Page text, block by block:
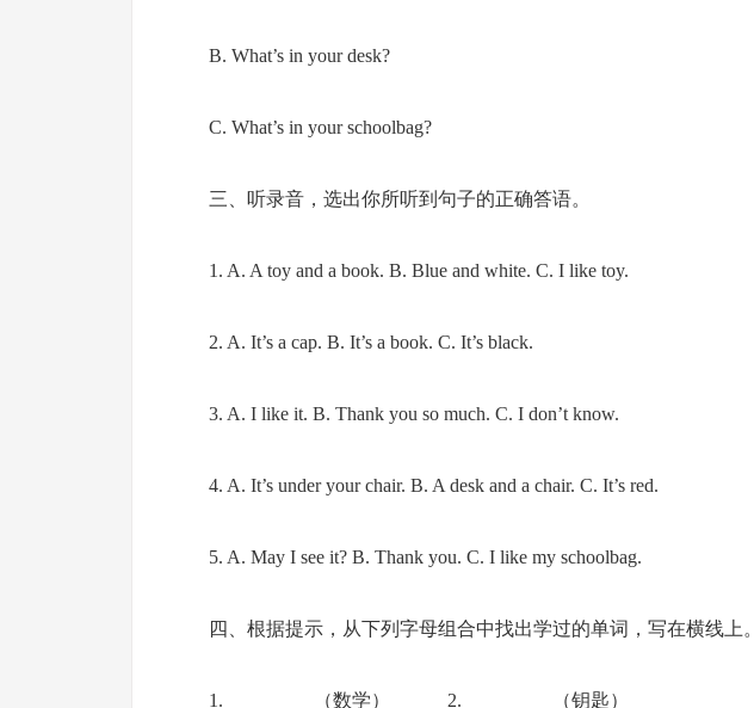
B. What’s in your desk?
C. What’s in your schoolbag?
三、听录音，选出你所听到句子的正确答语。
1. A. A toy and a book. B. Blue and white. C. I like toy.
2. A. It’s a cap. B. It’s a book. C. It’s black.
3. A. I like it. B. Thank you so much. C. I don’t know.
4. A. It’s under your chair. B. A desk and a chair. C. It’s red.
5. A. May I see it? B. Thank you. C. I like my schoolbag.
四、根据提示，从下列字母组合中找出学过的单词，写在横线上。
1. （数学） 2. （钥匙）